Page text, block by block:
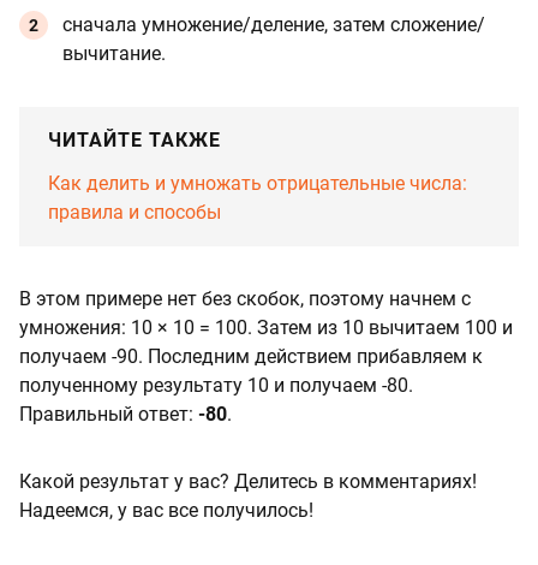
сначала умножение/деление, затем сложение/
вычитание.
ЧИТАЙТЕ ТАКЖЕ
Как делить и умножать отрицательные числа:
правила и способы
В этом примере нет без скобок, поэтому начнем с
умножения: 10 × 10 = 100. Затем из 10 вычитаем 100 и
получаем -90. Последним действием прибавляем к
полученному результату 10 и получаем -80.
Правильный ответ: -80.
Какой результат у вас? Делитесь в комментариях!
Надеемся, у вас все получилось!